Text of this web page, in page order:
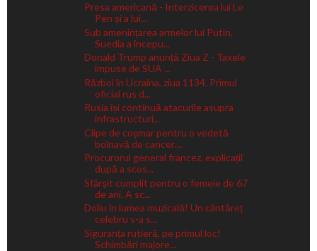
Presa americană - Interzicerea lui Le
Pen și a lui...
Sub amenințarea armelor lui Putin,
Suedia a începu...
Donald Trump anunță Ziua Z - Taxele
impuse de SUA ...
Război în Ucraina, ziua 1134. Primul
oficial rus d...
Rusia își continuă atacurile asupra
infrastructuri...
Clipe de coșmar pentru o vedetă
bolnavă de cancer....
Procurorul general francez, explicații
după a scos...
Sfârșit cumplit pentru o femeie de 67
de ani. A sc...
Doliu în lumea muzicală! Un cântăreț
celebru s-a s...
Siguranța rutieră, pe primul loc!
Schimbări majore...